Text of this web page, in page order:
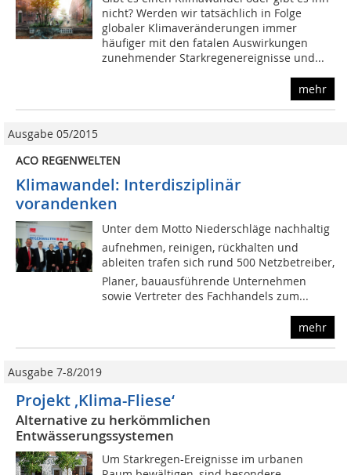
nicht? Werden wir tatsächlich in Folge
globaler Klimaveränderungen immer
häufiger mit den fatalen Auswirkungen
zunehmender Starkregenereignisse und...
mehr
Ausgabe 05/2015
ACO REGENWELTEN
Klimawandel: Interdisziplinär
vorandenken
Unter dem Motto Niederschläge nachhaltig
aufnehmen, reinigen, rückhalten und
ableiten trafen sich rund 500 Netzbetreiber,
Planer, bauausführende Unternehmen
sowie Vertreter des Fachhandels zum...
mehr
Ausgabe 7-8/2019
Projekt ‚Klima-Fliese‘
Alternative zu herkömmlichen
Entwässerungssystemen
Um Starkregen-Ereignisse im urbanen